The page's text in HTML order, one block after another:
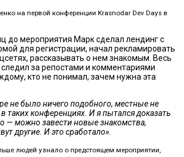
на первой конференции Krasnodar Dev Days в
до мероприятия Марк сделал лендинг с
для регистрации, начал рекламировать
рассказывать о нем знакомым. Весь
за репостами и комментариями
кто не понимал, зачем нужна эта
не было ничего подобного, местные не
таких конференциях. И я пытался доказать
— можно завести новые знакомства,
другие. И это сработало».
людей узнало о предстоящем мероприятии,